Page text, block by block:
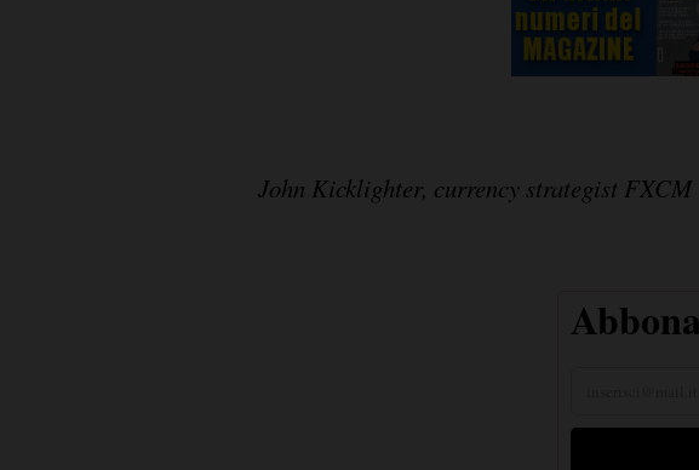
John Kicklighter, currency strategist FXCM